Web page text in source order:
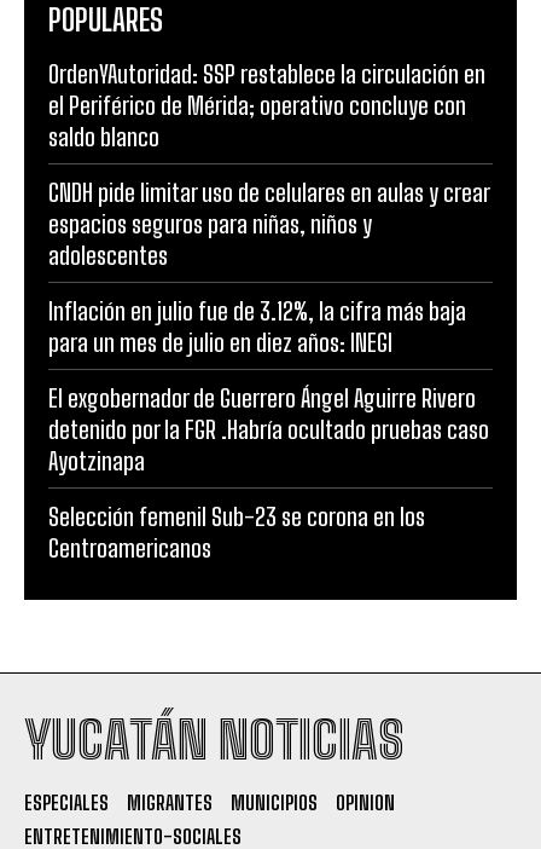
POPULARES
OrdenYAutoridad: SSP restablece la circulación en
el Periférico de Mérida; operativo concluye con
saldo blanco
CNDH pide limitar uso de celulares en aulas y crear
espacios seguros para niñas, niños y
adolescentes
Inflación en julio fue de 3.12%, la cifra más baja
para un mes de julio en diez años: INEGI
El exgobernador de Guerrero Ángel Aguirre Rivero
detenido por la FGR .Habría ocultado pruebas caso
Ayotzinapa
Selección femenil Sub-23 se corona en los
Centroamericanos
YUCATÁN NOTICIAS
ESPECIALES MIGRANTES MUNICIPIOS
OPINION
ENTRETENIMIENTO-SOCIALES